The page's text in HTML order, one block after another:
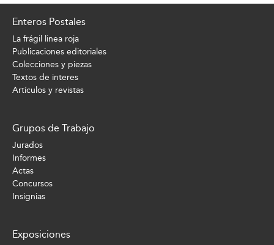
Enteros Postales
La frágil linea roja
Publicaciones editoriales
Colecciones y piezas
Textos de interes
Artículos y revistas
Grupos de Trabajo
Jurados
Informes
Actas
Concursos
Insignias
Exposiciones